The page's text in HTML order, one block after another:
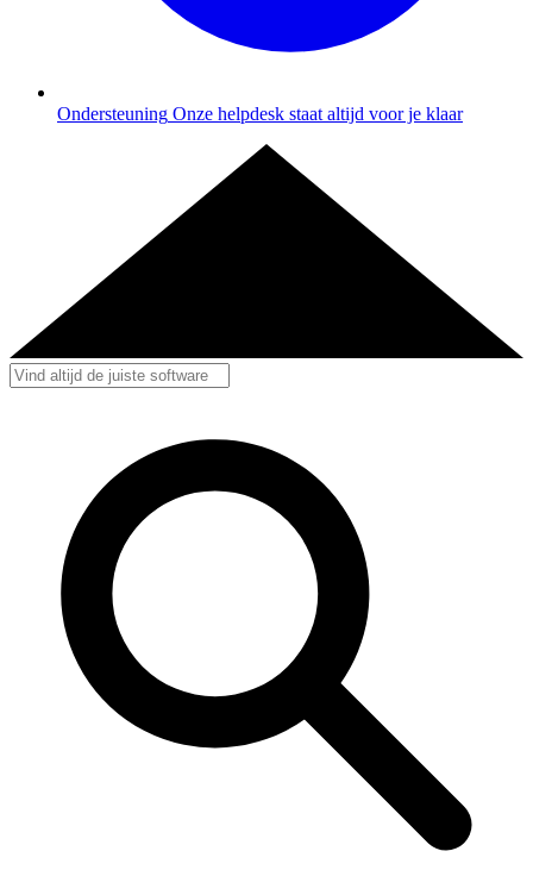
Ondersteuning Onze helpdesk staat altijd voor je klaar